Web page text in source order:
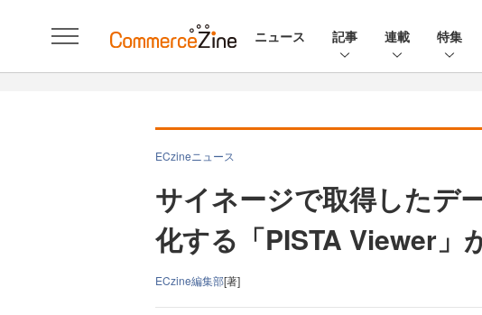
ニュース 記事 連載 特集
ECzineニュース
サイネージで取得したデ
化する「PISTA Viewer」
ECzine編集部[著]